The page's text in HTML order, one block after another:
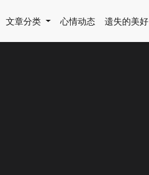
文章分类 心情动态 遗失的美好